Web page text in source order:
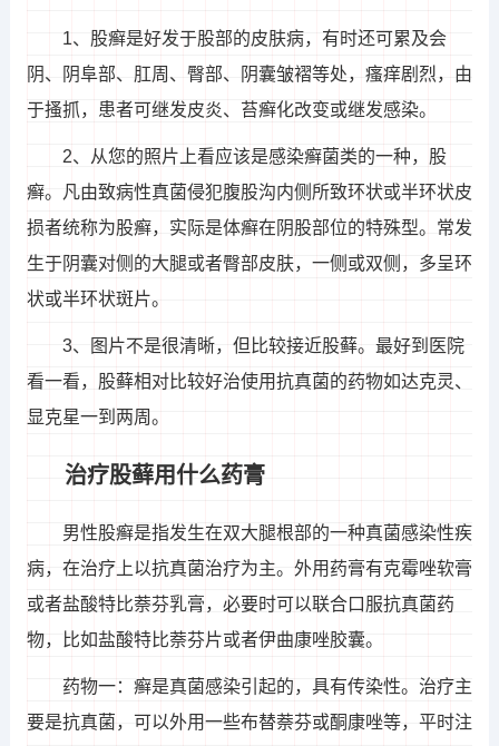
1、股癣是好发于股部的皮肤病，有时还可累及会
阴、阴阜部、肛周、臀部、阴囊皱褶等处，瘙痒剧烈，由
于搔抓，患者可继发皮炎、苔癣化改变或继发感染。
2、从您的照片上看应该是感染癣菌类的一种，股
癣。凡由致病性真菌侵犯腹股沟内侧所致环状或半环状皮
损者统称为股癣，实际是体癣在阴股部位的特殊型。常发
生于阴囊对侧的大腿或者臀部皮肤，一侧或双侧，多呈环
状或半环状斑片。
3、图片不是很清晰，但比较接近股藓。最好到医院
看一看，股藓相对比较好治使用抗真菌的药物如达克灵、
显克星一到两周。
治疗股藓用什么药膏
男性股癣是指发生在双大腿根部的一种真菌感染性疾
病，在治疗上以抗真菌治疗为主。外用药膏有克霉唑软膏
或者盐酸特比萘芬乳膏，必要时可以联合口服抗真菌药
物，比如盐酸特比萘芬片或者伊曲康唑胶囊。
药物一：癣是真菌感染引起的，具有传染性。治疗主
要是抗真菌，可以外用一些布替萘芬或酮康唑等，平时注